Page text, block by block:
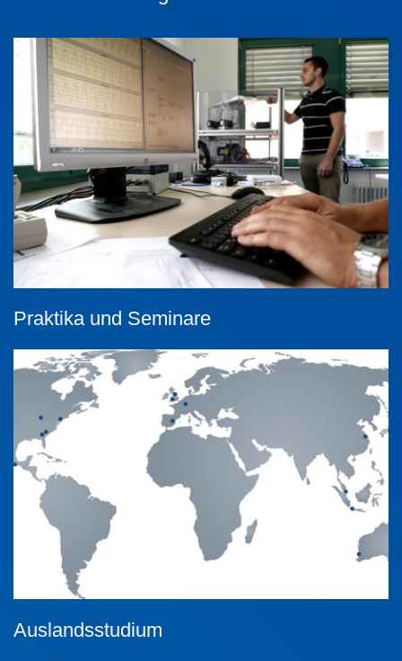
Praktika und Seminare
Auslandsstudium